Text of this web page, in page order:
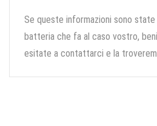
Se queste informazioni sono
batteria che fa al caso vostro,
esitate a contattarci e la